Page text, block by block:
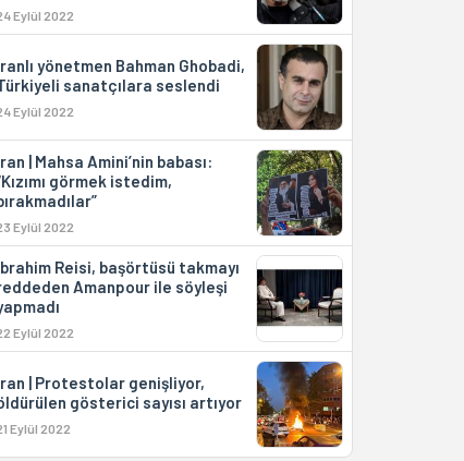
Eylül 2022
yönetmen Bahman Ghobadi,
sanatçılara seslendi
Eylül 2022
| Mahsa Amini’nin babası:
görmek istedim,
Eylül 2022
Reisi, başörtüsü takmayı
Amanpour ile söyleşi
Eylül 2022
| Protestolar genişliyor,
gösterici sayısı artıyor
Eylül 2022